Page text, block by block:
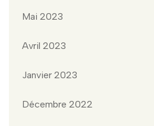
Mai 2023
Avril 2023
Janvier 2023
Décembre 2022